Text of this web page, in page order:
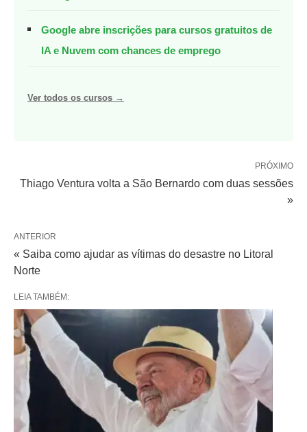
Google abre inscrições para cursos gratuitos de
IA e Nuvem com chances de emprego
Ver todos os cursos →
PRÓXIMO
Thiago Ventura volta a São Bernardo com duas sessões
»
ANTERIOR
« Saiba como ajudar as vítimas do desastre no Litoral
Norte
LEIA TAMBÉM: